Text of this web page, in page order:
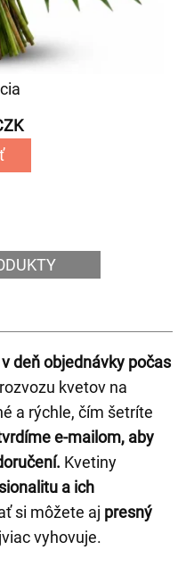
deň objednávky počas
kvetov na
a rýchle, čím šetríte
e-mailom, aby
Kvetiny
a ich
si môžete aj presný
vyhovuje.